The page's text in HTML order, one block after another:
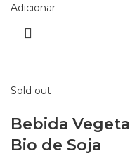
Adicionar
Sold out
Bebida Vegetal
Bio de Soja